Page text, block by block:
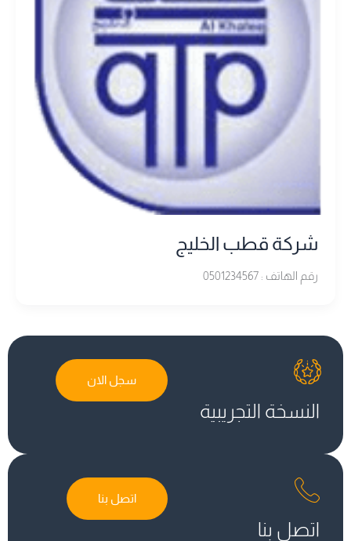
شركة قطب الخليج
رقم الهاتف : 0501234567
النسخة التجريبية
سجل الان
اتصل بنا
اتصل بنا